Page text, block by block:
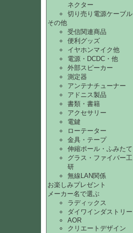
ネクター
切り売り電源ケーブル
その他
受信関連商品
便利グッズ
イヤホンマイク他
電源・DCDC・他
外部スピーカー
測定器
アンテナチューナー
アドニス製品
書類・書籍
アクセサリー
電鍵
ローテーター
金具・テープ
伸縮ポール・ふみたて
グラス・ファイバー工
研
無線LAN関係
お楽しみプレゼント
メーカー名で選ぶ
ラディックス
ダイワインダストリー
AOR
クリエートデザイン